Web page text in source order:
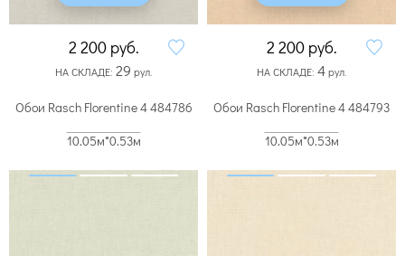
2 200 руб.
НА СКЛАДЕ: 29 рул.
2 200 руб.
НА СКЛАДЕ: 4рул.
Обои Rasch Florentine 4 484786
10.05м*0.53м
Обои Rasch Florentine 4 484793
10.05м*0.53м